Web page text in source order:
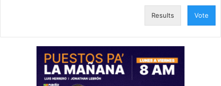
Results Vote